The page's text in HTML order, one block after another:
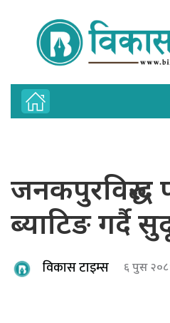
जनकपुरविरुद्ध
ब्याटिङ गर्दै
विकास टाइम्स ६ पुस